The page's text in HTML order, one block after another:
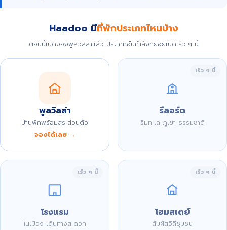
Haadoo มีที่พักประเภทไหนบ้าง
ตอนนี้เปิดจองพูลวิลล่าแล้ว ประเภทอื่นกำลังทยอยเปิดเร็ว ๆ นี้
พูลวิลล่า
บ้านพักพร้อมสระส่วนตัว
จองได้เลย →
เร็ว ๆ นี้
รีสอร์ต
ริมทะเล ภูเขา ธรรมชาติ
เร็ว ๆ นี้
โรงแรม
ในเมือง เดินทางสะดวก
เร็ว ๆ นี้
โฮมสเตย์
สัมผัสวิถีชุมชน